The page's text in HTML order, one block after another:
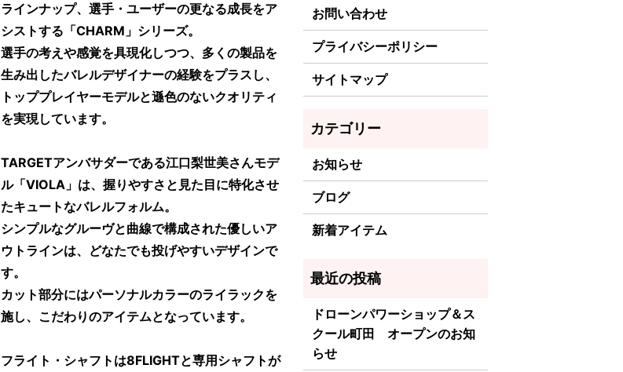
ラインナップ、選手・ユーザーの更なる成長をア
シストする「CHARM」シリーズ。
選手の考えや感覚を具現化しつつ、多くの製品を
生み出したバレルデザイナーの経験をプラスし、
トッププレイヤーモデルと遜色のないクオリティ
を実現しています。
TARGETアンバサダーである江口梨世美さんモデ
ル「VIOLA」は、握りやすさと見た目に特化させ
たキュートなバレルフォルム。
シンプルなグルーヴと曲線で構成された優しいア
ウトラインは、どなたでも投げやすいデザインで
す。
カット部分にはパーソナルカラーのライラックを
施し、こだわりのアイテムとなっています。
フライト・シャフトは8FLIGHTと専用シャフトが
お問い合わせ
プライバシーポリシー
サイトマップ
お知らせ
ブログ
新着アイテム
ドローンパワーショップ＆ス
クール町田 オープンのお知
らせ